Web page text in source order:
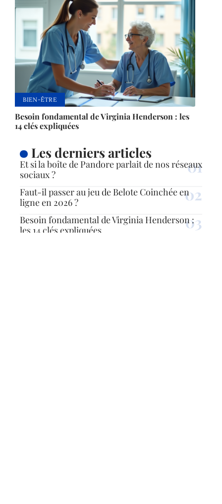
BIEN-ÊTRE
Besoin fondamental de Virginia Henderson : les
14 clés expliquées
Les derniers articles
Et si la boîte de Pandore parlait de nos réseaux
sociaux ?
Faut-il passer au jeu de Belote Coinchée en
ligne en 2026 ?
Besoin fondamental de Virginia Henderson :
les 14 clés expliquées